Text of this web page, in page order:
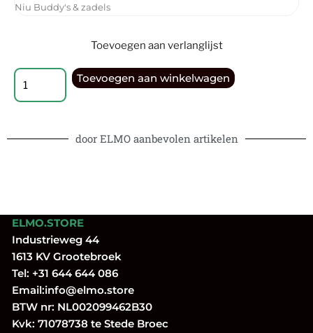
Niu Buddy's & zadels
Toevoegen aan verlanglijst
Toevoegen aan winkelwagen
door ELMO aanbevolen artikelen
ELMO.STORE
Industrieweg 44
1613 KV Grootebroek
Tel: +31 644 644 086
Email:info@elmo.store
BTW nr: NL002099462B30
Kvk: 71078738 te Stede Broec